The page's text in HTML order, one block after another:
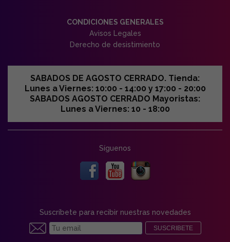
CONDICIONES GENERALES
Avisos Legales
Derecho de desistimiento
SABADOS DE AGOSTO CERRADO. Tienda:
Lunes a Viernes: 10:00 - 14:00 y 17:00 - 20:00
SABADOS AGOSTO CERRADO Mayoristas:
Lunes a Viernes: 10 - 18:00
Síguenos
Suscríbete para recibir nuestras novedades
SUSCRIBETE